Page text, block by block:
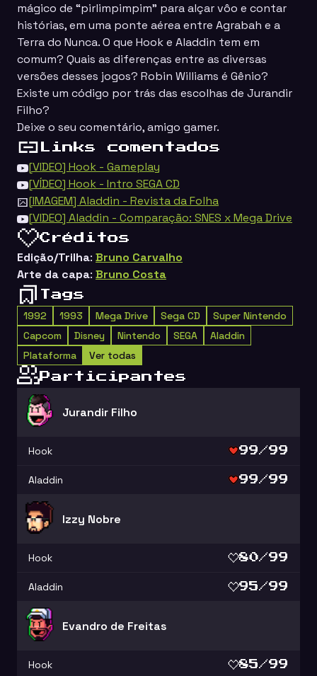
mágico de “pirlimpimpim” para alçar vôo e contar
histórias, em uma ponte aérea entre Agrabah e a
Terra do Nunca. O que Hook e Aladdin tem em
comum? Quais as diferenças entre as diversas
versões desses jogos? Robin Williams é Gênio?
Existe um código por trás das escolhas de Jurandir
Filho?
Deixe o seu comentário, amigo gamer.
Links comentados
[VIDEO] Hook - Gameplay
[VÍDEO] Hook - Intro SEGA CD
[IMAGEM] Aladdin - Revista da Folha
[VIDEO] Aladdin - Comparação: SNES x Mega Drive
Créditos
Edição/Trilha: Bruno Carvalho
Arte da capa: Bruno Costa
Tags
1992 1993 Mega Drive Sega CD
Super Nintendo
Capcom
Disney Nintendo SEGA
Aladdin
Plataforma
Ver todas
Participantes
Jurandir Filho
Hook 99/99
Aladdin 99/99
Izzy Nobre
Hook 80/99
Aladdin 95/99
Evandro de Freitas
Hook 85/99